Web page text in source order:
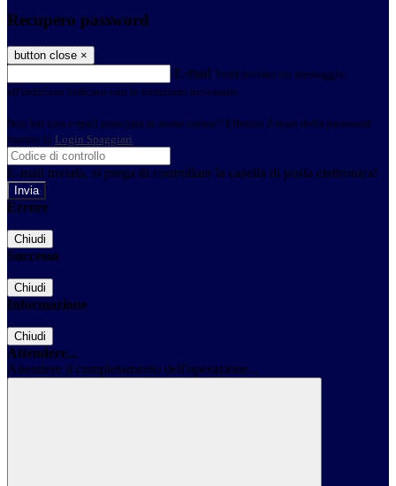
Recupero password
button close ×
E-mail Verrà inviato un messaggio
all'indirizzo indicato con le istruzioni necessarie.
Non hai una e-mail associata al nome utente? Effettua il reset della password
tramite la Login Spaggiari
E-mail inviata, si prega di controllare la casella di posta elettronica!
Errore
Chiudi
Successo
Chiudi
Informazione
Chiudi
Attendere...
Attendere il completamento dell'operazione...